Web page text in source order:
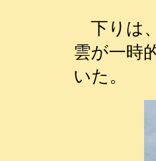
下りは
雲が一時
いた。